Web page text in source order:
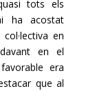
tots els
ha acostat
en
en el
era
que al